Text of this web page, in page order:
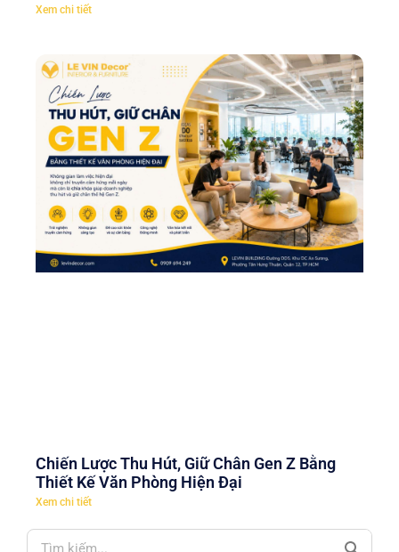
Xem chi tiết
Chiến Lược Thu Hút, Giữ Chân Gen Z Bằng
Thiết Kế Văn Phòng Hiện Đại
Xem chi tiết